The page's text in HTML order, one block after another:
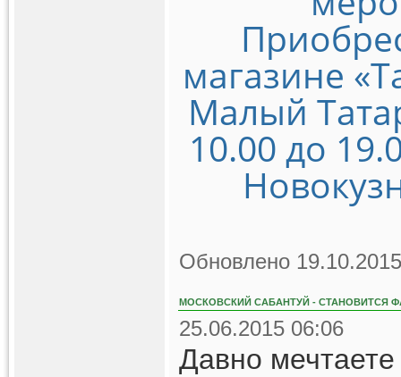
магазине
Малый
10.00 до
Обновлено
МОСКОВСКИЙ САБАНТУЙ - СТАНОВИТСЯ
25.06.2015 06:06
Давно